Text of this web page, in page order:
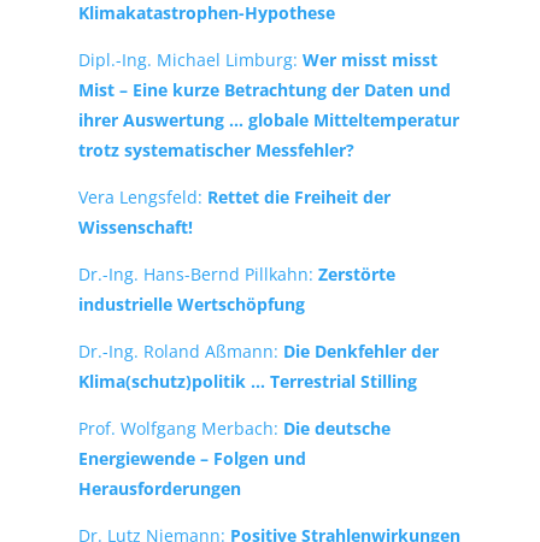
Klimakatastrophen-Hypothese
Dipl.-Ing. Michael Limburg: Wer misst misst
Mist – Eine kurze Betrachtung der Daten und
ihrer Auswertung … globale Mitteltemperatur
trotz systematischer Messfehler?
Vera Lengsfeld: Rettet die Freiheit der
Wissenschaft!
Dr.-Ing. Hans-Bernd Pillkahn: Zerstörte
industrielle Wertschöpfung
Dr.-Ing. Roland Aßmann: Die Denkfehler der
Klima(schutz)politik … Terrestrial Stilling
Prof. Wolfgang Merbach: Die deutsche
Energiewende – Folgen und
Herausforderungen
Dr. Lutz Niemann: Positive Strahlenwirkungen